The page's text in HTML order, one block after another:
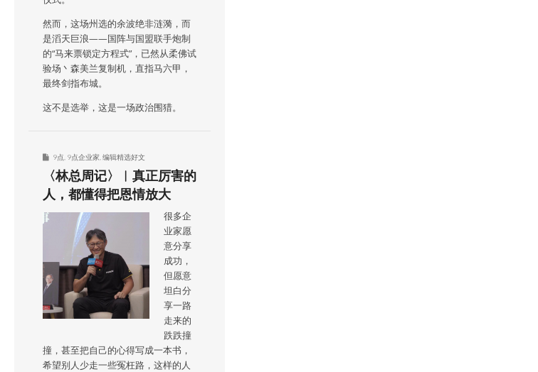
然而，这场州选的余波绝非涟漪，而
是滔天巨浪——国阵与国盟联手炮制
的“马来票锁定方程式”，已然从柔佛试
验场丶森美兰复制机，直指马六甲，
最终剑指布城。
这不是选举，这是一场政治围猎。
9点 9点企业家 编辑精选好文
〈林总周记〉︱真正厉害的
人，都懂得把恩情放大
很多企
业家愿
意分享
成功，
但愿意
坦白分
享一路
走来的
跌跌撞
撞，甚至把自己的心得写成一本书，
希望别人少走一些冤枉路，这样的人